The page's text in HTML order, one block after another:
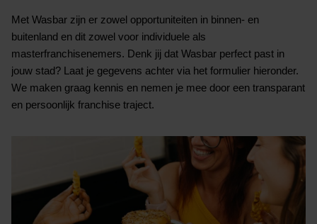
Met Wasbar zijn er zowel opportuniteiten in binnen- en
buitenland en dit zowel voor individuele als
masterfranchisenemers. Denk jij dat Wasbar perfect past in
jouw stad? Laat je gegevens achter via het formulier hieronder.
We maken graag kennis en nemen je mee door een transparant
en persoonlijk franchise traject.